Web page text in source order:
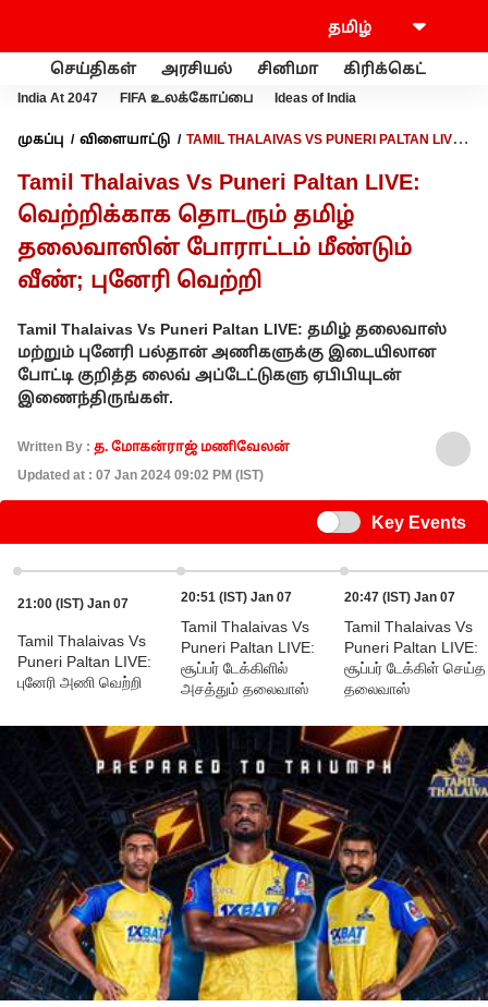
செய்திகள் அரசியல் சினிமா கிரிக்கெட்
India At 2047 FIFA உலக்கோப்பை Ideas of India
முகப்பு விளையாட்டு
TAMIL THALAIVAS VS PUNERI PALTAN LIVE:
வீண்; புனேரி வெற்றி
Tamil Thalaivas Vs Puneri Paltan LIVE:
வெற்றிக்காக தொடரும் தமிழ்
தலைவாஸின் போராட்டம் மீண்டும்
வீண்; புனேரி வெற்றி
Tamil Thalaivas Vs Puneri Paltan LIVE: தமிழ் தலைவாஸ்
மற்றும் புனேரி பல்தான் அணிகளுக்கு இடையிலான
போட்டி குறித்த லைவ் அப்டேட்டுகளு ஏபிபியுடன்
இணைந்திருங்கள்.
Written By : த. மோகன்ராஜ் மணிவேலன்
Updated at : 07 Jan 2024 09:02 PM (IST)
Key Events
21:00 (IST) Jan 07
Tamil Thalaivas Vs
Puneri Paltan LIVE:
புனேரி அணி வெற்றி
20:51 (IST) Jan 07
Tamil Thalaivas Vs
Puneri Paltan LIVE:
சூப்பர் டேக்கிளில்
அசத்தும் தலைவாஸ்
20:47 (IST) Jan 07
Tamil Thalaivas Vs
Puneri Paltan LIVE:
சூப்பர் டேக்கிள் செய்த
தலைவாஸ்